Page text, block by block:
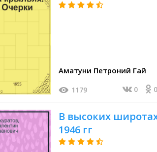
Аматуни Петроний Гай
1179 0 0
В высоких
1946 гг